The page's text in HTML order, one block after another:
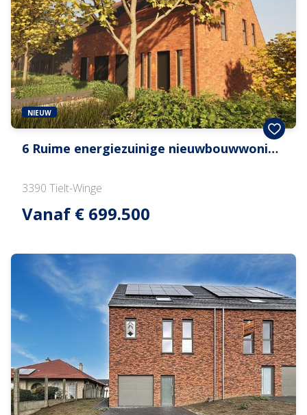
NIEUW
6 Ruime energiezuinige nieuwbouwwoningen te koop in Tielt-Winge
3390 Tielt-Winge
Vanaf € 699.500